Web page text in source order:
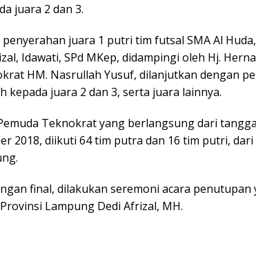
juara 2 dan 3.
juara 1 putri tim futsal SMA Al
Idawati, SPd MKep, didampingi oleh Hj.
HM. Nasrullah Yusuf, dilanjutkan dengan
kepada juara 2 dan 3, serta juara lainnya.
Teknokrat yang berlangsung dari
2018, diikuti 64 tim putra dan 16 tim putri, dari
final, dilakukan seremoni acara penutupan
Lampung Dedi Afrizal, MH.